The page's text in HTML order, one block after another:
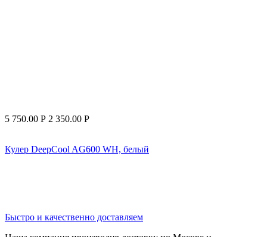
5 750.00 Р 2 350.00 Р
Кулер DeepCool AG600 WH, белый
Быстро и качественно доставляем